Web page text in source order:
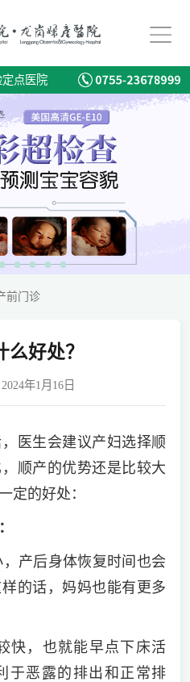
点医院
前门诊
么好处？
年1月16日
医生会建议产妇选择顺
顺产的优势还是比较大
定的好处：
产后身体恢复时间也会
的话，妈妈也能有更多
快，也就能早点下床活
于恶露的排出和正常排